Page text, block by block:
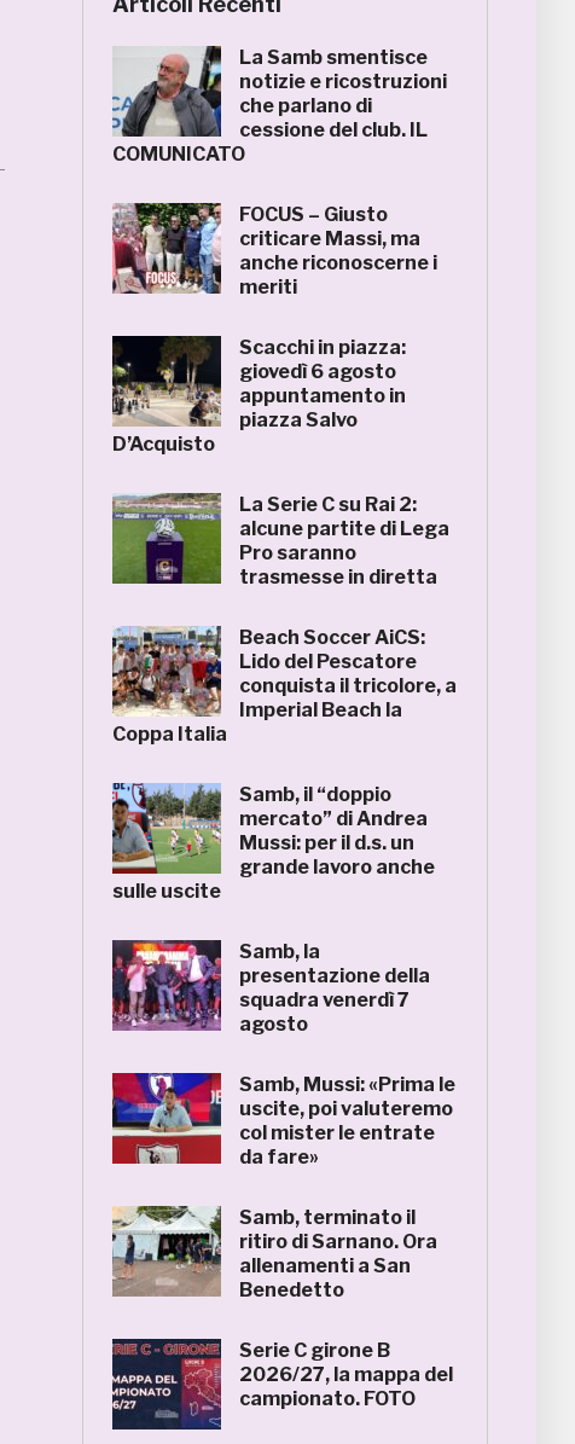
La Samb smentisce
notizie e ricostruzioni
che parlano di
cessione del club. IL
COMUNICATO
FOCUS – Giusto
criticare Massi, ma
anche riconoscerne i
meriti
Scacchi in piazza:
giovedì 6 agosto
appuntamento in
piazza Salvo
D’Acquisto
La Serie C su Rai 2:
alcune partite di Lega
Pro saranno
trasmesse in diretta
Beach Soccer AiCS:
Lido del Pescatore
conquista il tricolore, a
Imperial Beach la
Coppa Italia
Samb, il “doppio
mercato” di Andrea
Mussi: per il d.s. un
grande lavoro anche
sulle uscite
Samb, la
presentazione della
squadra venerdì 7
agosto
Samb, Mussi: «Prima le
uscite, poi valuteremo
col mister le entrate
da fare»
Samb, terminato il
ritiro di Sarnano. Ora
allenamenti a San
Benedetto
Serie C girone B
2026/27, la mappa del
campionato. FOTO